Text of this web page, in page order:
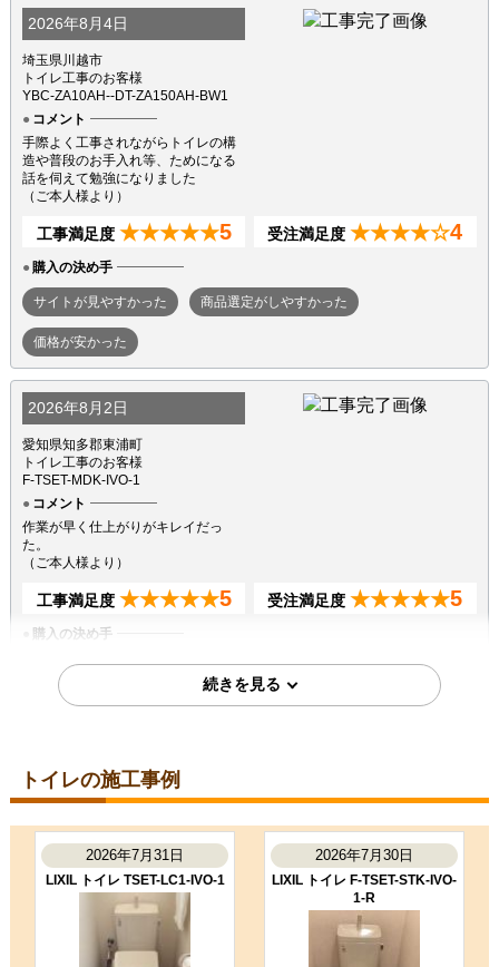
2026年8月4日
埼玉県川越市
トイレ工事のお客様
YBC-ZA10AH--DT-ZA150AH-BW1
コメント
手際よく工事されながらトイレの構
造や普段のお手入れ等、ためになる
話を伺えて勉強になりました
（ご本人様より）
工事満足度 ★★★★★5 受注満足度 ★★★★☆4
購入の決め手
サイトが見やすかった 商品選定がしやすかった
価格が安かった
2026年8月2日
愛知県知多郡東浦町
トイレ工事のお客様
F-TSET-MDK-IVO-1
コメント
作業が早く仕上がりがキレイだっ
た。
（ご本人様より）
工事満足度 ★★★★★5 受注満足度 ★★★★★5
購入の決め手
商品選定がしやすかった 価格が安かった
埼玉県越谷市
トイレ工事のお客様
XCH1601WS
コメント
凄くスムーズに作業してくださり助
かりました。 取り付け前の説明や終
了してからの説明もわかりやすかっ
（ご本人様より）
工事満足度 ★★★★★ ★★★★☆
トイレの施工事例
2026年7月31日
LIXIL トイレ TSET-LC1-IVO-1
2026年7月30日
LIXIL トイレ F-TSET-STK-IVO-
1-R